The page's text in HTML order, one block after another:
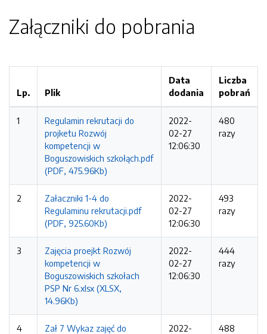
Załączniki do pobrania
Lp. Plik
Data
dodania
Liczba
pobrań
1
Regulamin rekrutacji do
projketu Rozwój
kompetencji w
Boguszowiskich szkołąch.pdf
(PDF, 475.96Kb)
2022-
02-27
12:06:30
480
razy
2
Załaczniki 1-4 do
Regulaminu rekrutacji.pdf
(PDF, 925.60Kb)
2022-
02-27
12:06:30
493
razy
3
Zajęcia proejkt Rozwój
kompetencji w
Boguszowiskich szkołach
PSP Nr 6.xlsx (XLSX,
14.96Kb)
2022-
02-27
12:06:30
444
razy
4
Zał 7 Wykaz zajęć do
2022-
488